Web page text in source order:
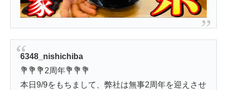
6348_nishichiba
💐💐💐2周年💐💐💐
本日9/9をもちまして、弊社は無事2周年を迎えさせ